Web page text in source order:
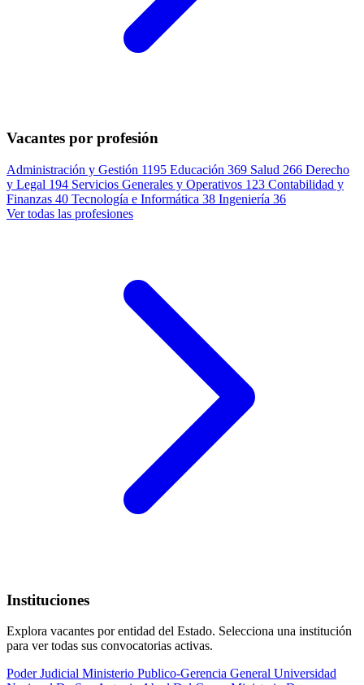
Vacantes por profesión
Administración y Gestión 1195 Educación 369 Salud 266 Derecho
y Legal 194 Servicios Generales y Operativos 123 Contabilidad y
Finanzas 40 Tecnología e Informática 38 Ingeniería 36
Ver todas las profesiones
Instituciones
Explora vacantes por entidad del Estado. Selecciona una institución
para ver todas sus convocatorias activas.
Poder Judicial Ministerio Publico-Gerencia General Universidad